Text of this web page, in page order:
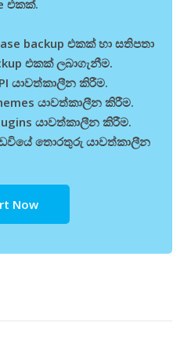
එකක්.
backup එකක් හා සතිපතා
එකක් ලබාගැනීම.
යාවත්කාලීන කිරීම.
යාවත්කාලීන කිරීම.
යාවත්කාලීන කිරීම.
තොරතුරු යාවත්කාලීන
Now